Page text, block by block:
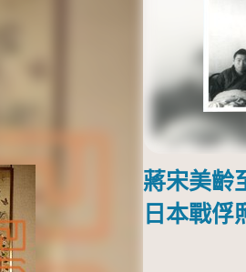
蔣宋美齡
日本戰俘